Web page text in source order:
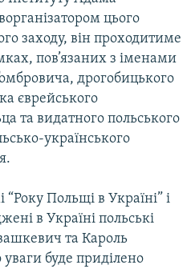
цього
заходу, він проходитиме
пов’язаних з іменами
дрогобицького
єврейського
та видатного польського
українського
Польщі в Україні” і
в Україні польські
та Кароль
буде приділено